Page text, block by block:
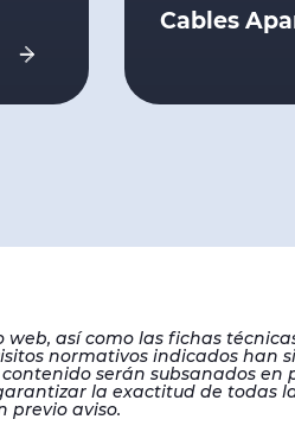
Cables
así como las fichas
normativos indicados
serán subsanados en
la exactitud de todas
previo aviso.